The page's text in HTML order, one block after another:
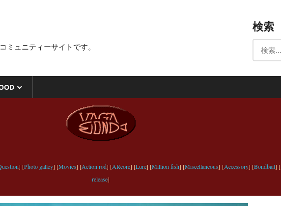
ミュニティーサイトです。
検索
] [Photo galley] [Movies] [Action rod] [ARcore] [Lure] [Million fish] [Miscellaneous] [Accessory] [Bondbait] [
release]